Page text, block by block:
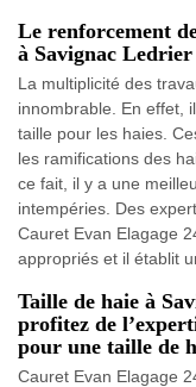
Le renforcement
à Savignac Ledrier
La multiplicité des
innombrable. En effet,
taille pour les haies.
les ramifications des
ce fait, il y a une
intempéries. Des
Cauret Evan Elagage
appropriés et il établit
Taille de haie à
profitez de
pour une taille de
Cauret Evan Elagage